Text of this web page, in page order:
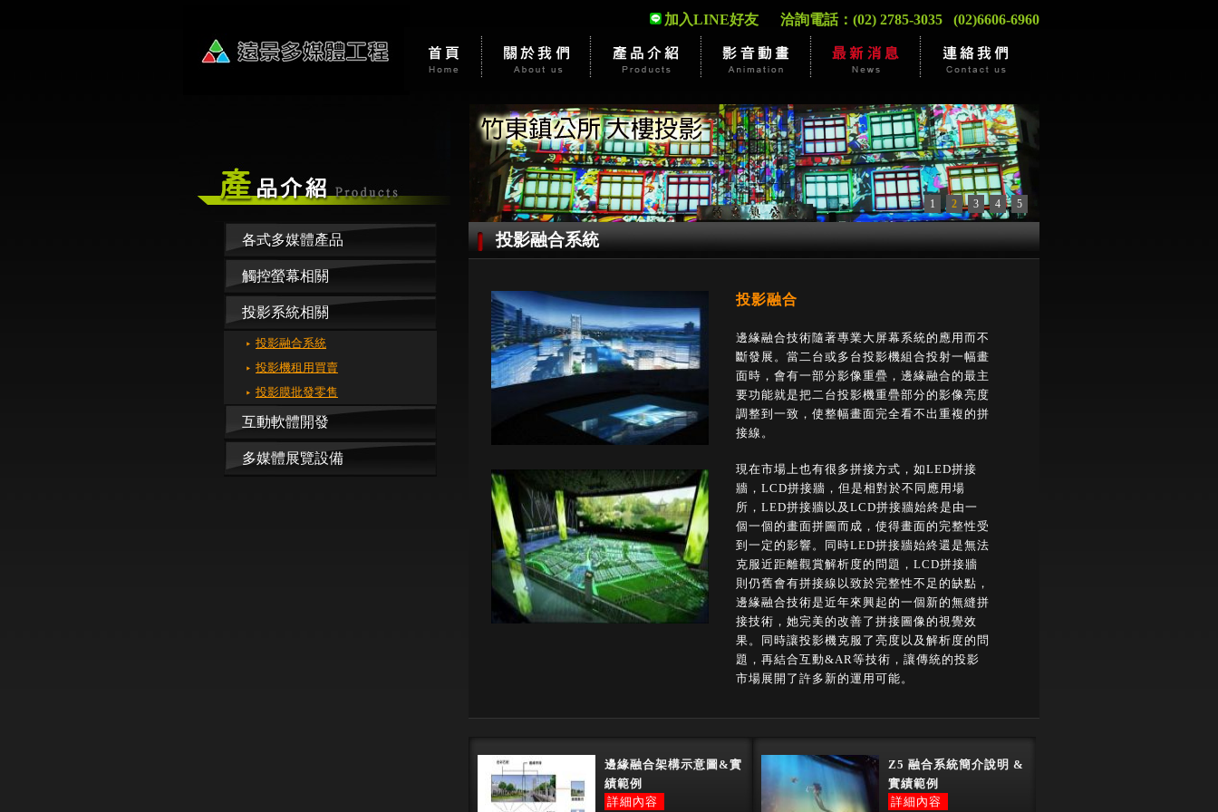
加入LINE好友 洽詢電話：(02) 2785-3035 (02)6606-6960
1 2 3 4 5
各式多媒體產品
觸控螢幕相關
投影系統相關
投影融合系統
投影機租用買賣
投影膜批發零售
互動軟體開發
多媒體展覽設備
投影融合系統
投影融合
邊緣融合技術隨著專業大屏幕系統的應用而不
斷發展。當二台或多台投影機組合投射一幅畫
面時，會有一部分影像重疊，邊緣融合的最主
要功能就是把二台投影機重疊部分的影像亮度
調整到一致，使整幅畫面完全看不出重複的拼
接線。
現在市場上也有很多拼接方式，如LED拼接
牆，LCD拼接牆，但是相對於不同應用場
所，LED拼接牆以及LCD拼接牆始終是由一
個一個的畫面拼圖而成，使得畫面的完整性受
到一定的影響。同時LED拼接牆始終還是無法
克服近距離觀賞解析度的問題，LCD拼接牆
則仍舊會有拼接線以致於完整性不足的缺點，
邊緣融合技術是近年來興起的一個新的無縫拼
接技術，她完美的改善了拼接圖像的視覺效
果。同時讓投影機克服了亮度以及解析度的問
題，再結合互動&AR等技術，讓傳統的投影
市場展開了許多新的運用可能。
邊緣融合架構示意圖&實
績範例
詳細內容
Z5 融合系統簡介說明 &
實績範例
詳細內容